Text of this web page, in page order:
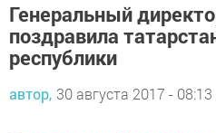
Генеральный
поздравила
республики
автор, 30 августа 2017 - 08:13